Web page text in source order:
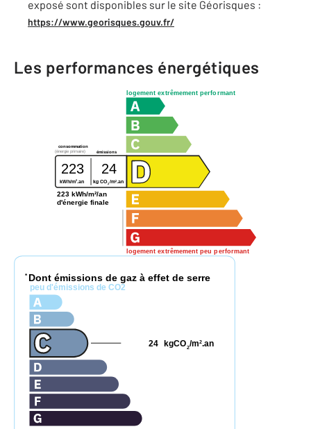
exposé sont disponibles sur le site Géorisques :
https://www.georisques.gouv.fr/
Les performances énergétiques
logement extrêmement performant
logement extrêmement peu performant
consommation
émissions
(énergie primaire)
223 24
kWh/m2.an kg CO2 /m2 .an
223 kWh/m²/an
d'énergie finale
* Dont émissions de gaz à effet de serre
peu d'émissions de CO2
kgCO2/m2.an
24